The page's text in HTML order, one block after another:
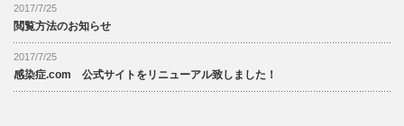
2017/7/25
閲覧方法のお知らせ
2017/7/25
感染症.com 公式サイトをリニューアル致しました！